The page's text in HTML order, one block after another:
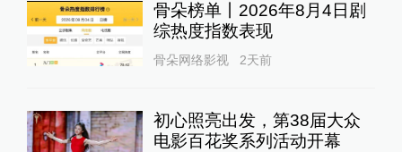
骨朵榜单丨2026年8月4日剧
综热度指数表现
骨朵网络影视 2天前
初心照亮出发，第38届大众
电影百花奖系列活动开幕